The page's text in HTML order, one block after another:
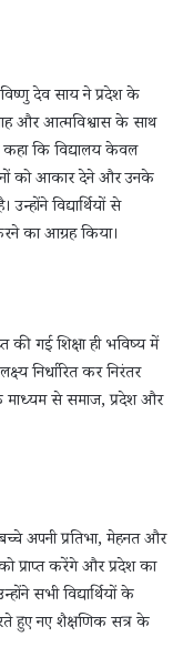
देव साय ने प्रदेश के
और आत्मविश्वास के साथ
कि विद्यालय केवल
को आकार देने और उनके
विद्यार्थियों से
का आग्रह किया।
की गई शिक्षा ही भविष्य में
निर्धारित कर निरंतर
माध्यम से समाज, प्रदेश और
अपनी प्रतिभा, मेहनत और
करेंगे और प्रदेश का
सभी विद्यार्थियों के
हुए नए शैक्षणिक सत्र के